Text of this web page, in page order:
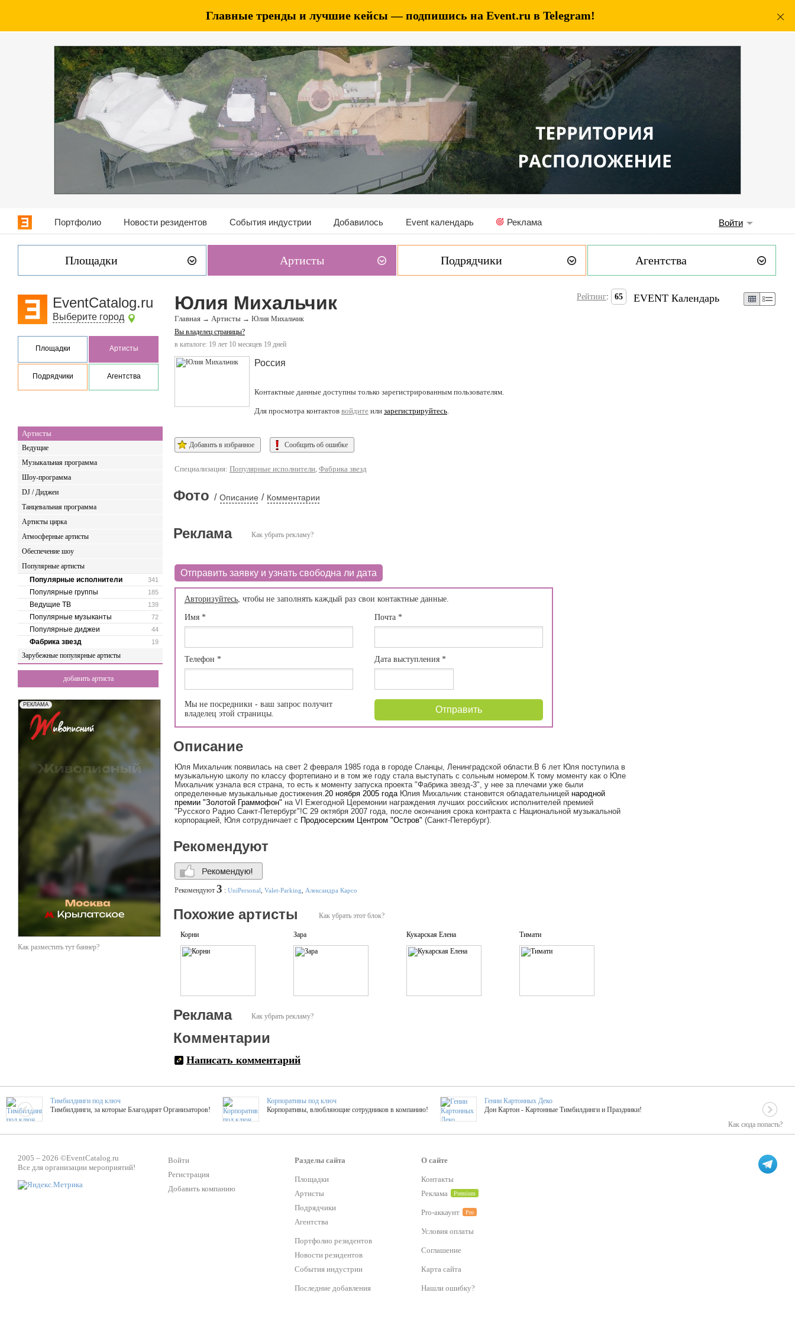
Главные тренды и лучшие кейсы — подпишись на Event.ru в Telegram!
Портфолио Новости резидентов События индустрии Добавилось Event календарь Реклама Войти
Площадки Артисты Подрядчики Агентства
EventCatalog.ru
Выберите город
Площадки Артисты
Подрядчики Агентства
Артисты
Ведущие
Музыкальная программа
Шоу-программа
DJ / Диджеи
Танцевальная программа
Артисты цирка
Атмосферные артисты
Обеспечение шоу
Популярные артисты
341
Популярные исполнители
185
Популярные группы
139
Ведущие ТВ
72
Популярные музыканты
44
Популярные диджеи
19
Фабрика звезд
Зарубежные популярные артисты
добавить артиста
Как разместить тут баннер?
Юлия Михальчик
Главная → Артисты → Юлия Михальчик
Вы владелец страницы?
в каталоге: 19 лет 10 месяцев 19 дней
Рейтинг: 65
Россия
Контактные данные доступны только зарегистрированным пользователям.
Для просмотра контактов войдите или зарегистрируйтесь.
Добавить в избранное Сообщить об ошибке
Специализация: Популярные исполнители, Фабрика звезд
Фото / Описание / Комментарии
Как убрать рекламу?
Реклама
Отправить заявку и узнать свободна ли дата
Авторизуйтесь, чтобы не заполнять каждый раз свои контактные данные.
Имя *
Телефон *
Мы не посредники - ваш запрос получит
владелец этой страницы.
Почта*
Дата выступления*
Отправить
Описание
Юля Михальчик появилась на свет 2 февраля 1985 года в городе Сланцы, Ленинградской области.В 6 лет Юля поступила в
музыкальную школу по классу фортепиано и в том же году стала выступать с сольным номером.К тому моменту как о Юле
Михальчик узнала вся страна, то есть к моменту запуска проекта "Фабрика звезд-3", у нее за плечами уже были
определенные музыкальные достижения.20 ноября 2005 годаЮлия Михальчик становится обладательницей народной
премии "Золотой Граммофон" на VI Ежегодной Церемонии награждения лучших российских исполнителей премией
"Русского Радио Санкт-Петербург"!С 29 октября 2007 года, после окончания срока контракта с Национальной музыкальной
корпорацией, Юля сотрудничает с Продюсерским Центром "Остров" (Санкт-Петербург).
Рекомендуют
Рекомендуют 3 : UniPersonal Valet-Parking Александра Карсо
Как убрать этот блок?
Похожие артисты
Корни Зара Кукарская Елена Тимати
Как убрать рекламу?
Реклама
Комментарии
Написать комментарий
EVENT Календарь
Как сюда попасть?
Тимбилдинги под ключ
Тимбилдинги, за которые Благодарят Организаторов!
Корпоративы под ключ
Корпоративы, влюбляющие сотрудников в компанию!
Гении Картонных Деко
Дон Картон - Картонные Тимбилдинги и Праздники!
ТОПовые мастер-классы на мероприятие! Гибкие цены!
ShowTex - Декор и Ди
Мастер-классы
ТОП 25 активностей! Смета за 15 минут!
Букинг компания №1
Оперативная информация о любых зарубежных артистах
Каждый второй заказ контента со скидкой в 15%
Хотите весело?
Тематический БАР от 50 000 р.
2005 – 2026 ©EventCatalog.ru
Все для организации мероприятий!
Войти
Регистрация
Добавить компанию
Разделы сайта
Площадки
Артисты
Подрядчики
Агентства
Портфолио резидентов
Новости резидентов
События индустрии
Последние добавления
О сайте
Контакты
Реклама
Premium
Pro-аккаунт Pro
Условия оплаты
Соглашение
Карта сайта
Нашли ошибку?